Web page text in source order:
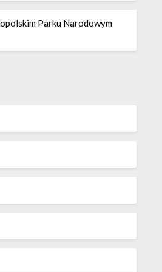
Parku Narodowym